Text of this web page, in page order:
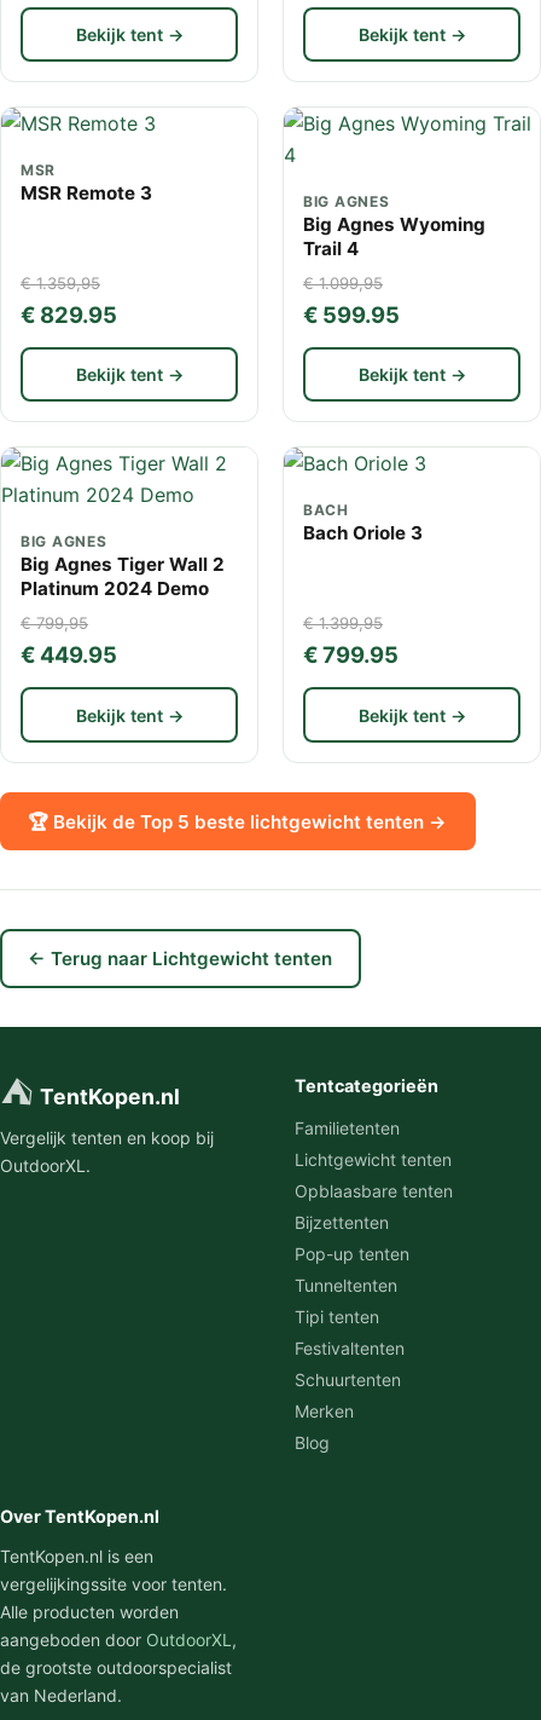
Bekijk tent → Bekijk tent →
MSR
MSR Remote 3
€ 1.359,95
€ 829.95
Bekijk tent →
BIG AGNES
Big Agnes Wyoming
Trail 4
€ 1.099,95
€ 599.95
Bekijk tent →
BIG AGNES
Big Agnes Tiger Wall 2
Platinum 2024 Demo
€ 799,95
€ 449.95
Bekijk tent →
BACH
Bach Oriole 3
€ 1.399,95
€ 799.95
Bekijk tent →
🏆 Bekijk de Top 5 beste lichtgewicht tenten →
← Terug naar Lichtgewicht tenten
⛺ TentKopen.nl
Vergelijk tenten en koop bij
OutdoorXL.
Tentcategorieën
Familietenten
Lichtgewicht tenten
Opblaasbare tenten
Bijzettenten
Pop-up tenten
Tunneltenten
Tipi tenten
Festivaltenten
Schuurtenten
Merken
Blog
Over TentKopen.nl
TentKopen.nl is een
vergelijkingssite voor tenten.
Alle producten worden
aangeboden door OutdoorXL ,
de grootste outdoorspecialist
van Nederland.